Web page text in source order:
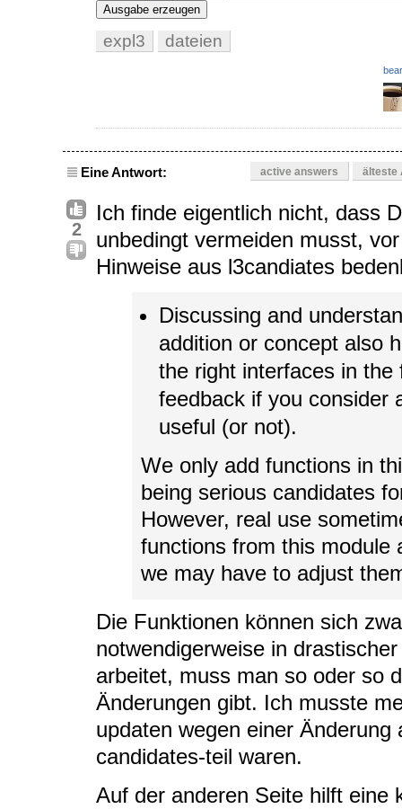
Ausgabe erzeugen
expl3 dateien
Eine Antwort: active answers älteste
2
Ich finde eigentlich nicht, dass
unbedingt vermeiden musst,
Hinweise aus l3candiates
Discussing and
addition or concept also
the right interfaces in
feedback if you consider
useful (or not).
We only add functions in
being serious candidates
However, real use
functions from this module
we may have to adjust
Die Funktionen können sich
notwendigerweise in
arbeitet, muss man so oder so
Änderungen gibt. Ich musste
updaten wegen einer
candidates-teil waren.
Auf der anderen Seite hilft eine